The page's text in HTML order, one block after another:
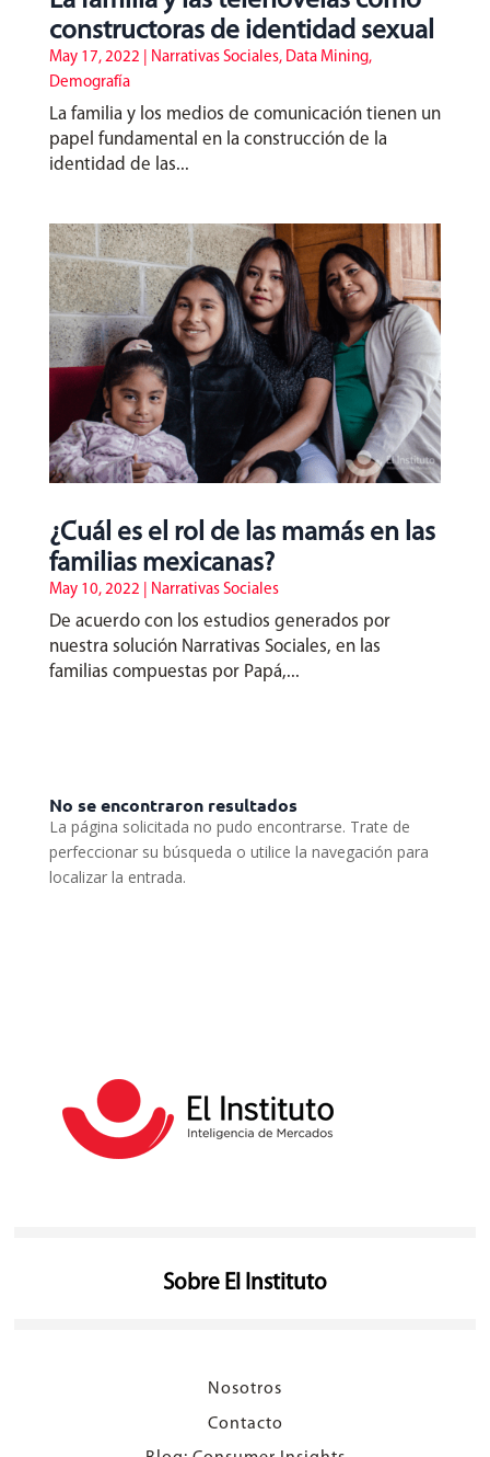
constructoras de identidad sexual
May 17, 2022 Narrativas Sociales, Data Mining,
Demografía
La familia y los medios de comunicación tienen un
papel fundamental en la construcción de la
identidad de las...
¿Cuál es el rol de las mamás en las
familias mexicanas?
May 10, 2022 Narrativas Sociales
De acuerdo con los estudios generados por
nuestra solución Narrativas Sociales, en las
familias compuestas por Papá,...
No se encontraron resultados
La página solicitada no pudo encontrarse. Trate de
perfeccionar su búsqueda o utilice la navegación para
localizar la entrada.
Sobre El Instituto
Nosotros
Contacto